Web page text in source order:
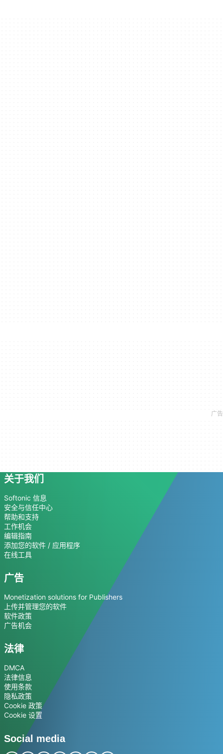
关于我们
Softonic 信息
安全与信任中心
帮助和支持
工作机会
编辑指南
添加您的软件 / 应用程序
在线工具
广告
Monetization solutions for Publishers
上传并管理您的软件
软件政策
广告机会
法律
DMCA
法律信息
使用条款
隐私政策
Cookie 政策
Cookie 设置
Social media